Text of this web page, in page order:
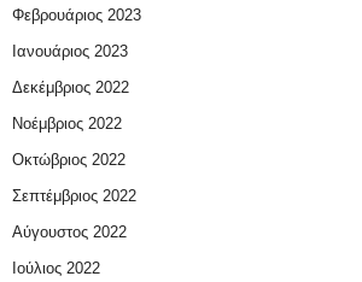
Φεβρουάριος 2023
Ιανουάριος 2023
Δεκέμβριος 2022
Νοέμβριος 2022
Οκτώβριος 2022
Σεπτέμβριος 2022
Αύγουστος 2022
Ιούλιος 2022